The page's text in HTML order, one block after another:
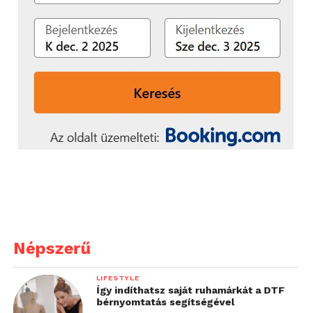
Népszerű
LIFESTYLE
Így indíthatsz saját ruhamárkát a DTF
bérnyomtatás segítségével